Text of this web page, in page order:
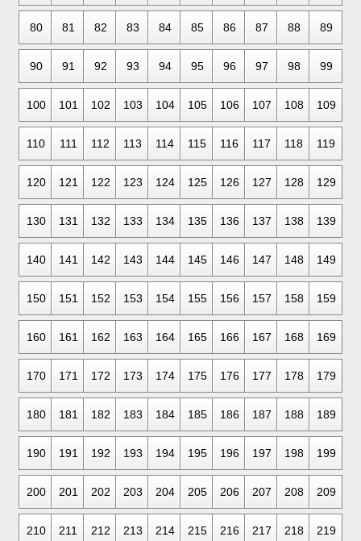
80 81 82 83 84 85 86 87 88 89
90 91 92 93 94 95 96 97 98 99
100 101 102 103 104 105 106 107 108 109
110 111 112 113 114 115 116 117 118 119
120 121 122 123 124 125 126 127 128 129
130 131 132 133 134 135 136 137 138 139
140 141 142 143 144 145 146 147 148 149
150 151 152 153 154 155 156 157 158 159
160 161 162 163 164 165 166 167 168 169
170 171 172 173 174 175 176 177 178 179
180 181 182 183 184 185 186 187 188 189
190 191 192 193 194 195 196 197 198 199
200 201 202 203 204 205 206 207 208 209
210 211 212 213 214 215 216 217 218 219